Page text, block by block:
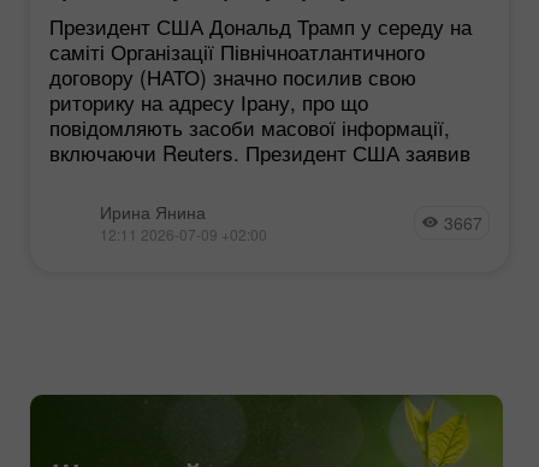
Президент США Дональд Трамп у середу на
саміті Організації Північноатлантичного
договору (НАТО) значно посилив свою
риторику на адресу Ірану, про що
повідомляють засоби масової інформації,
включаючи Reuters. Президент США заявив
Ирина Янина
12:11 2026-07-09 +02:00 3667